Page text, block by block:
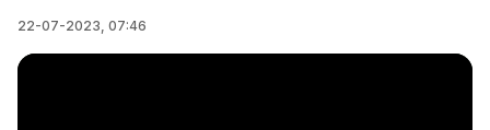
22-07-2023, 07:46